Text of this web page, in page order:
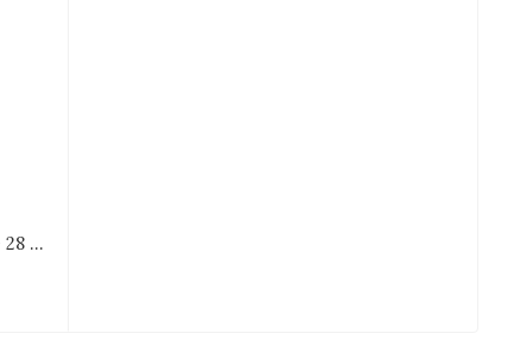
LEDA GEL BALANCE 20-20-20 + ТО + 28 ЕКСТРАКТ МОРСЬКИХ ВОДОРОСТЕЙ 1,5 КГ (1 Л)